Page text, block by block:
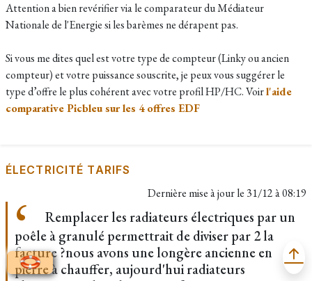
Attention a bien revérifier via le comparateur du Médiateur
Nationale de l'Energie si les barèmes ne dérapent pas.
Si vous me dites quel est votre type de compteur (Linky ou ancien
compteur) et votre puissance souscrite, je peux vous suggérer le
type d’offre le plus cohérent avec votre profil HP/HC. Voirl'aide
comparative Picbleu sur les 4 offres EDF
ÉLECTRICITÉ TARIFS
Dernière mise à jour le 31/12 à 08:19
Remplacer les radiateurs électriques par un
poêle à granulé permettrait de diviser par 2 la
facture ?nous avons une longère ancienne en
pierre à chauffer, aujourd'hui radiateurs